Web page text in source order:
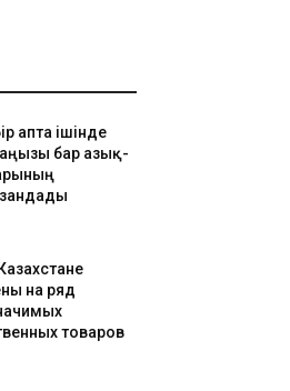
апта ішінде
бар азық-
на ряд
товаров